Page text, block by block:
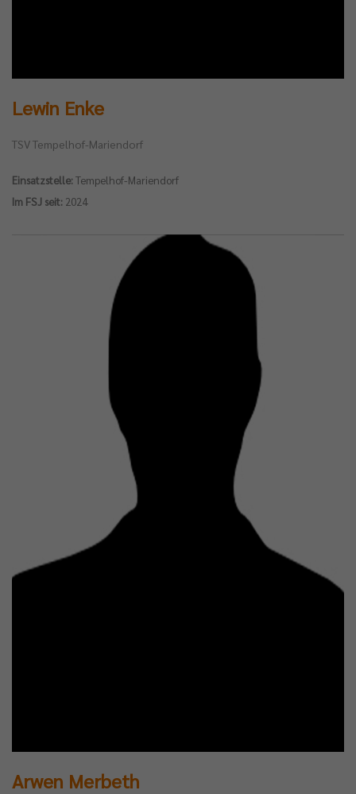
Lewin Enke
TSV Tempelhof-Mariendorf
Einsatzstelle: Tempelhof-Mariendorf
Im FSJ seit: 2024
Arwen Merbeth